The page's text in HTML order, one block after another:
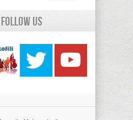
Follow Us